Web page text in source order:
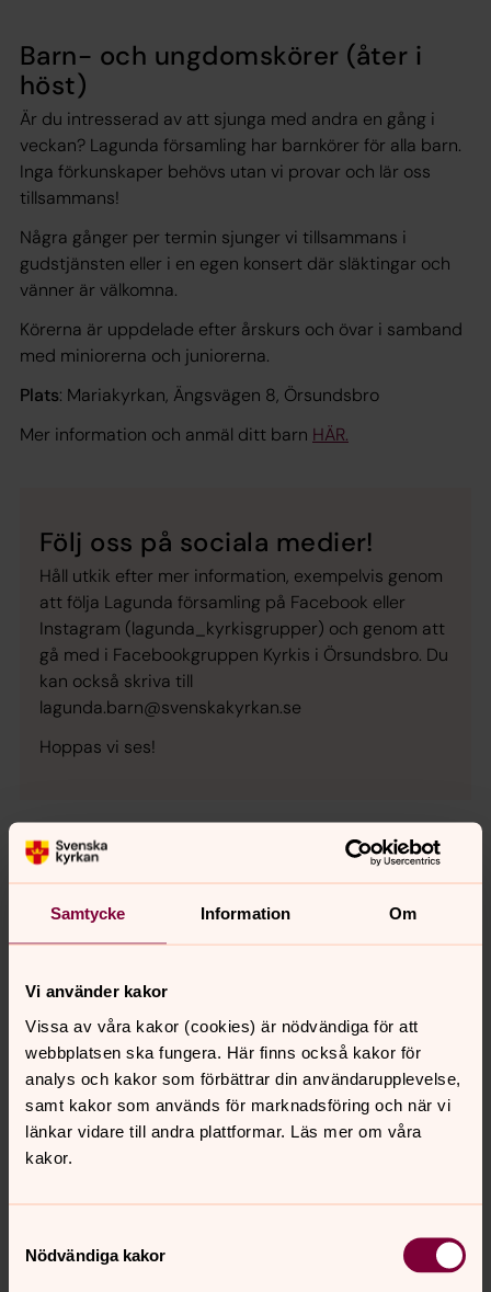
Samtycke Information Om
Vi använder kakor
Vissa av våra kakor (cookies) är nödvändiga för att
webbplatsen ska fungera. Här finns också kakor för
analys och kakor som förbättrar din användarupplevelse,
samt kakor som används för marknadsföring och när vi
länkar vidare till andra plattformar. Läs mer om våra
kakor.
Nödvändiga kakor
Barn- och ungdomskörer (åter i
höst)
Är du intresserad av att sjunga med andra en gång i
veckan? Lagunda församling har barnkörer för alla barn.
Inga förkunskaper behövs utan vi provar och lär oss
tillsammans!
Några gånger per termin sjunger vi tillsammans i
gudstjänsten eller i en egen konsert där släktingar och
vänner är välkomna.
Körerna är uppdelade efter årskurs och övar i samband
med miniorerna och juniorerna.
Plats: Mariakyrkan, Ängsvägen 8, Örsundsbro
Mer information och anmäl ditt barn HÄR.
Följ oss på sociala medier!
Håll utkik efter mer information, exempelvis genom
att följa Lagunda församling på Facebook eller
Instagram (lagunda_kyrkisgrupper) och genom att
gå med i Facebookgruppen Kyrkis i Örsundsbro. Du
kan också skriva till
lagunda.barn@svenskakyrkan.se
Hoppas vi ses!
Familjesöndagar
Några gånger under vår och höst laddar vi upp för en
speciell familjesöndag. Vi firar gudstjänst där små som
stora är välkomna och fikar, pysslar och leker.
Gudstjänsten startar klockan 10.00 men det går bra att
Det finns alltid någon enklare lunch att köpa.
Söndag 18 oktober kl. 10-15 i Mariakyrkan
Söndag 6 december kl. 10-16 i Nysätra kyrka (med
Luciatåg)
Konfirmand i Lagunda församling
Funderar du över livet, dig, världen, tron, Jesus, kyrkan,
rätt och fel, kärlek och allt däremellan? Välkommen som